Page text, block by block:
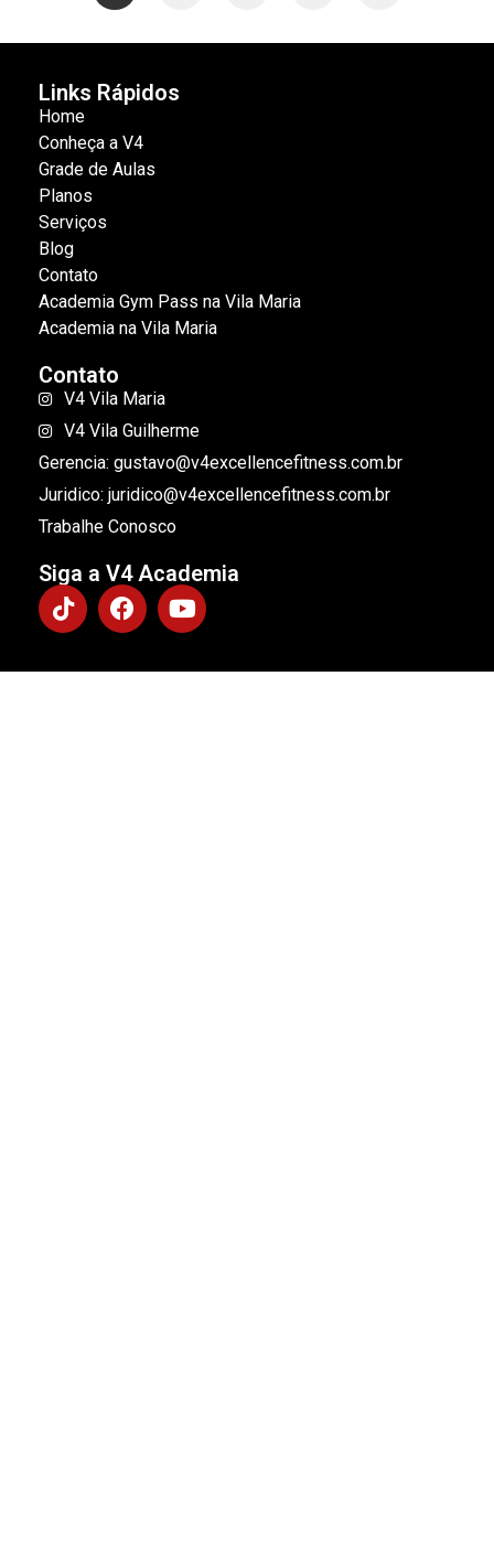
Links Rápidos
Home
Conheça a V4
Grade de Aulas
Planos
Serviços
Blog
Contato
Academia Gym Pass na Vila Maria
Academia na Vila Maria
Contato
V4 Vila Maria
V4 Vila Guilherme
Gerencia: gustavo@v4excellencefitness.com.br
Juridico: juridico@v4excellencefitness.com.br
Trabalhe Conosco
Siga a V4 Academia